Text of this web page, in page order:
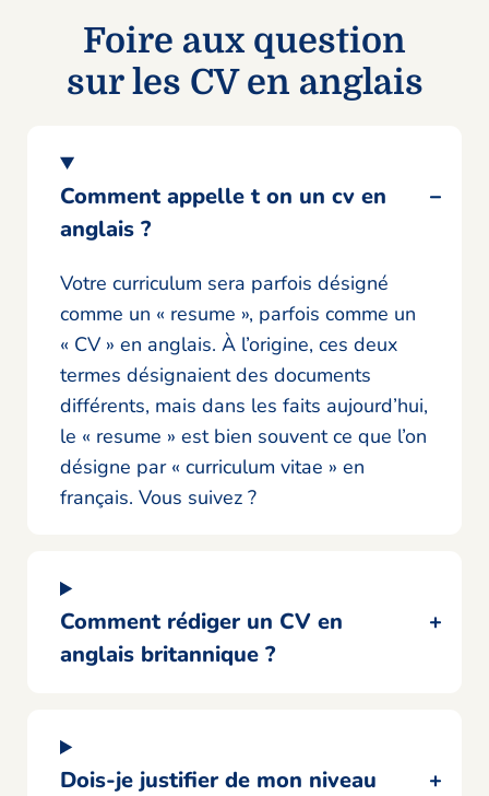
Foire aux question
sur les CV en anglais
Comment appelle t on un cv en
anglais ?
Votre curriculum sera parfois désigné
comme un « resume », parfois comme un
« CV » en anglais. À l’origine, ces deux
termes désignaient des documents
différents, mais dans les faits aujourd’hui,
le « resume » est bien souvent ce que l’on
désigne par « curriculum vitae » en
français. Vous suivez ?
Comment rédiger un CV en
anglais britannique ?
Dois-je justifier de mon niveau